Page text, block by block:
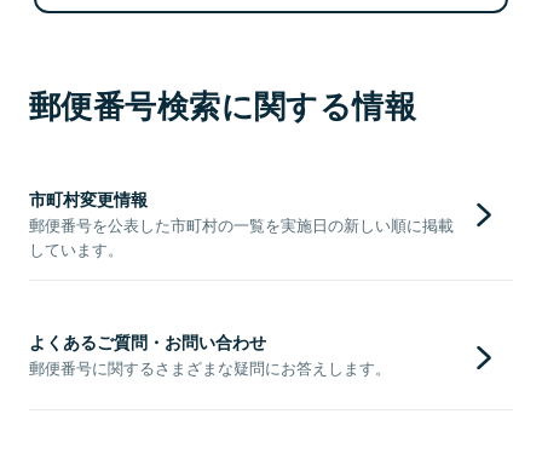
郵便番号検索に関する情報
市町村変更情報
郵便番号を公表した市町村の一覧を実施日の新しい順に掲載
しています。
よくあるご質問・お問い合わせ
郵便番号に関するさまざまな疑問にお答えします。